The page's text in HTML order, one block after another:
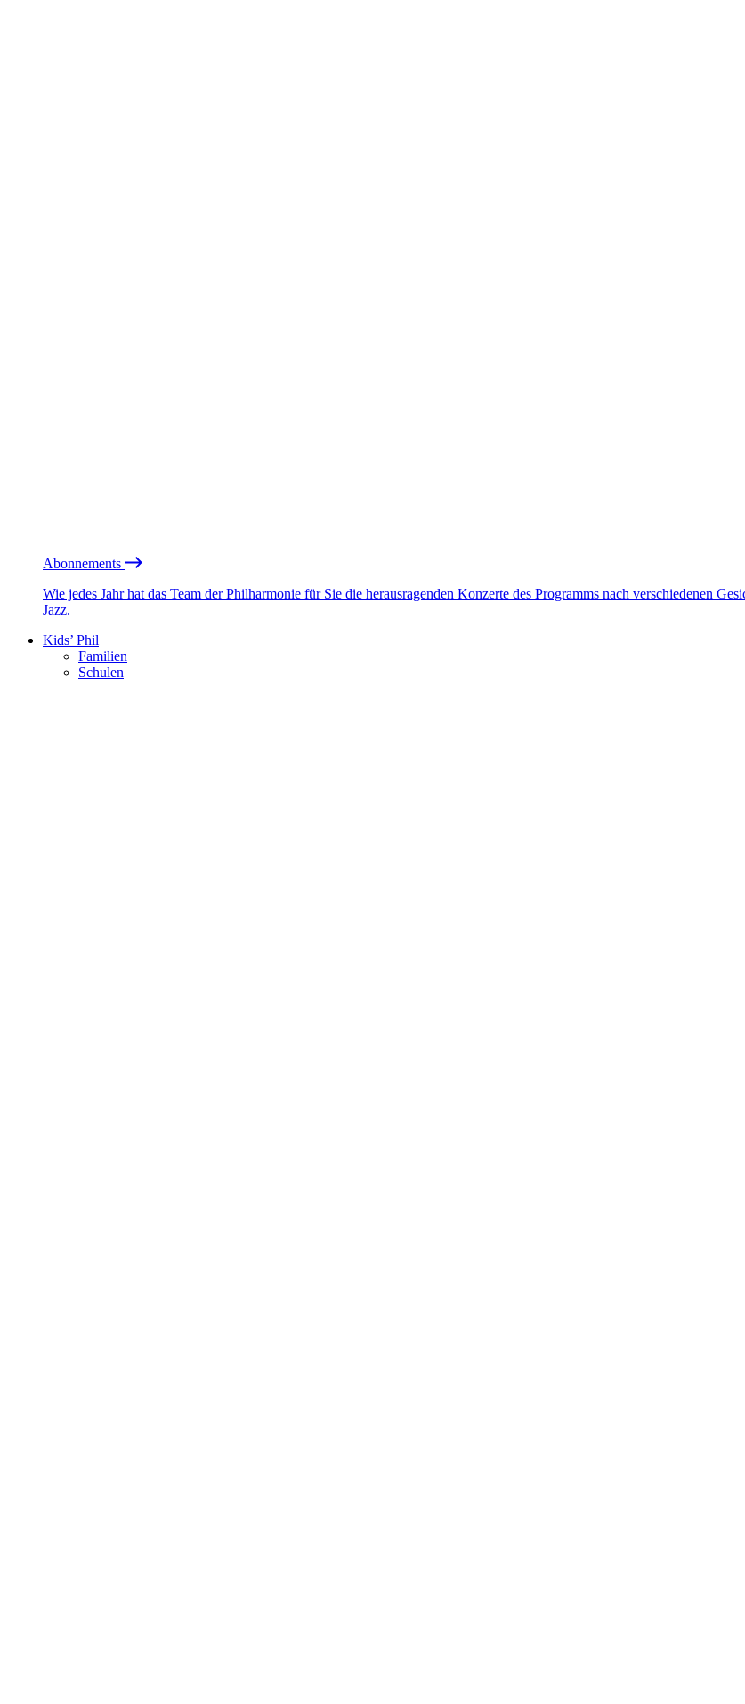
Abonnements
Wie jedes Jahr hat das Team der Philharmonie für Sie die herausragenden Konzerte des Programms nach verschiedenen
Jazz.
Kids’ Phil
Familien
Schulen